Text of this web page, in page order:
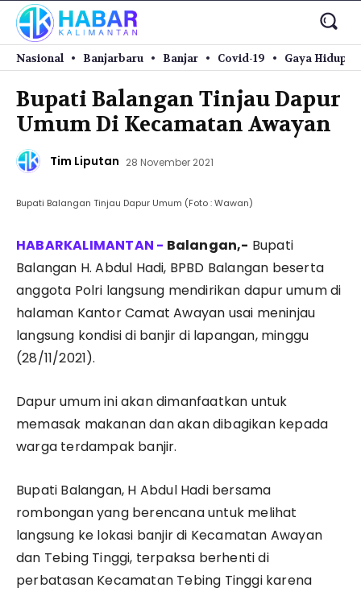
Nasional Banjarbaru Banjar Covid-19 Gaya Hidup
Bupati Balangan Tinjau Dapur
Umum Di Kecamatan Awayan
Tim Liputan 28 November 2021
Bupati Balangan Tinjau Dapur Umum (Foto : Wawan)
Balangan,- Bupati
Balangan H. Abdul Hadi, BPBD Balangan beserta
anggota Polri langsung mendirikan dapur umum di
halaman Kantor Camat Awayan usai meninjau
langsung kondisi di banjir di lapangan, minggu
(28/11/2021).
Dapur umum ini akan dimanfaatkan untuk
memasak makanan dan akan dibagikan kepada
warga terdampak banjir.
Bupati Balangan, H Abdul Hadi bersama
rombongan yang berencana untuk melihat
langsung ke lokasi banjir di Kecamatan Awayan
dan Tebing Tinggi, terpaksa berhenti di
perbatasan Kecamatan Tebing Tinggi karena